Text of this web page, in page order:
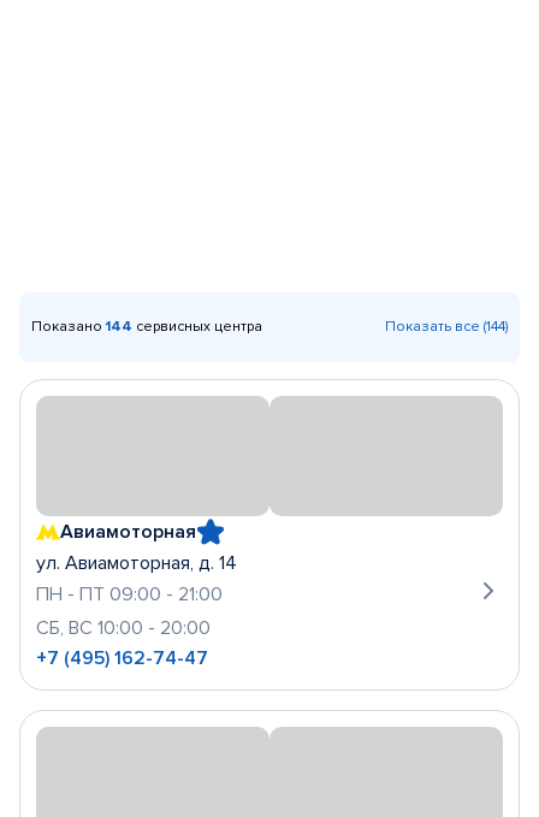
Показано 144 сервисных центра Показать все (144)
Авиамоторная
ул. Авиамоторная, д. 14
ПН - ПТ 09:00 - 21:00
СБ, ВС 10:00 - 20:00
+7 (495) 162-74-47